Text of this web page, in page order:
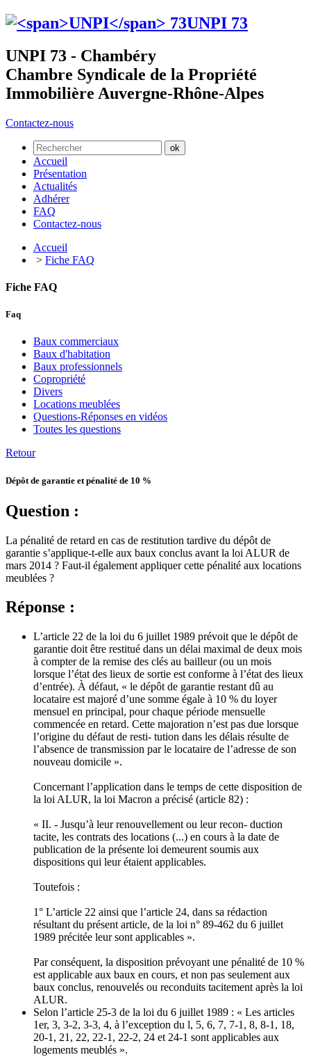
UNPI 73
UNPI 73 - Chambéry
Chambre Syndicale de la Propriété
Immobilière Auvergne-Rhône-Alpes
Contactez-nous
Accueil
Présentation
Actualités
Adhérer
FAQ
Contactez-nous
Accueil
> Fiche FAQ
Fiche FAQ
Faq
Baux commerciaux
Baux d'habitation
Baux professionnels
Copropriété
Divers
Locations meublées
Questions-Réponses en vidéos
Toutes les questions
Retour
Dépôt de garantie et pénalité de 10 %
Question :
La pénalité de retard en cas de restitution tardive du dépôt de
garantie s’applique-t-elle aux baux conclus avant la loi ALUR de
mars 2014 ? Faut-il également appliquer cette pénalité aux locations
meublées ?
Réponse :
L’article 22 de la loi du 6 juillet 1989 prévoit que le dépôt de
garantie doit être restitué dans un délai maximal de deux mois
à compter de la remise des clés au bailleur (ou un mois
lorsque l’état des lieux de sortie est conforme à l’état des lieux
d’entrée). À défaut, « le dépôt de garantie restant dû au
locataire est majoré d’une somme égale à 10 % du loyer
mensuel en principal, pour chaque période mensuelle
commencée en retard. Cette majoration n’est pas due lorsque
l’origine du défaut de resti- tution dans les délais résulte de
l’absence de transmission par le locataire de l’adresse de son
nouveau domicile ».
Concernant l’application dans le temps de cette disposition de
la loi ALUR, la loi Macron a précisé (article 82) :
« II. - Jusqu’à leur renouvellement ou leur recon- duction
tacite, les contrats des locations (...) en cours à la date de
publication de la présente loi demeurent soumis aux
dispositions qui leur étaient applicables.
Toutefois :
1° L’article 22 ainsi que l’article 24, dans sa rédaction
résultant du présent article, de la loi n° 89-462 du 6 juillet
1989 précitée leur sont applicables ».
Par conséquent, la disposition prévoyant une pénalité de 10 %
est applicable aux baux en cours, et non pas seulement aux
baux conclus, renouvelés ou reconduits tacitement après la loi
ALUR.
Selon l’article 25-3 de la loi du 6 juillet 1989 : « Les articles
1er, 3, 3-2, 3-3, 4, à l’exception du l, 5, 6, 7, 7-1, 8, 8-1, 18,
20-1, 21, 22, 22-1, 22-2, 24 et 24-1 sont applicables aux
logements meublés ».